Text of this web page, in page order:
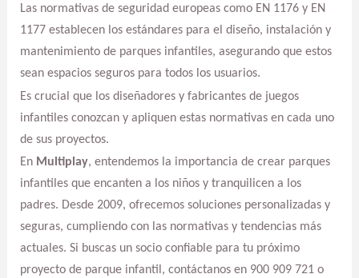
Las normativas de seguridad europeas como EN 1176 y EN
1177 establecen los estándares para el diseño, instalación y
mantenimiento de parques infantiles, asegurando que estos
sean espacios seguros para todos los usuarios.
Es crucial que los diseñadores y fabricantes de juegos
infantiles conozcan y apliquen estas normativas en cada uno
de sus proyectos.
En Multiplay, entendemos la importancia de crear parques
infantiles que encanten a los niños y tranquilicen a los
padres. Desde 2009, ofrecemos soluciones personalizadas y
seguras, cumpliendo con las normativas y tendencias más
actuales. Si buscas un socio confiable para tu próximo
proyecto de parque infantil, contáctanos en 900 909 721 o